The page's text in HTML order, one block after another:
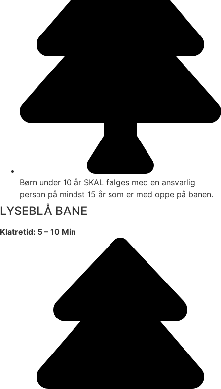
Børn under 10 år SKAL følges med en ansvarlig
person på mindst 15 år som er med oppe på banen.
LYSEBLÅ BANE
Klatretid: 5 – 10 Min